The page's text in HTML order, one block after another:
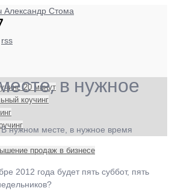
rss
20 минут
коучинг
продаж в бизнесе
в нужное
нужном месте, в нужное время
2012 года будет пять суббот, пять